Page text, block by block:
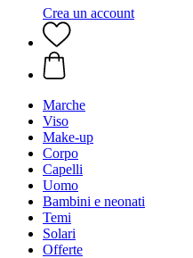
Crea un account
Marche
Viso
Make-up
Corpo
Capelli
Uomo
Bambini e neonati
Temi
Solari
Offerte